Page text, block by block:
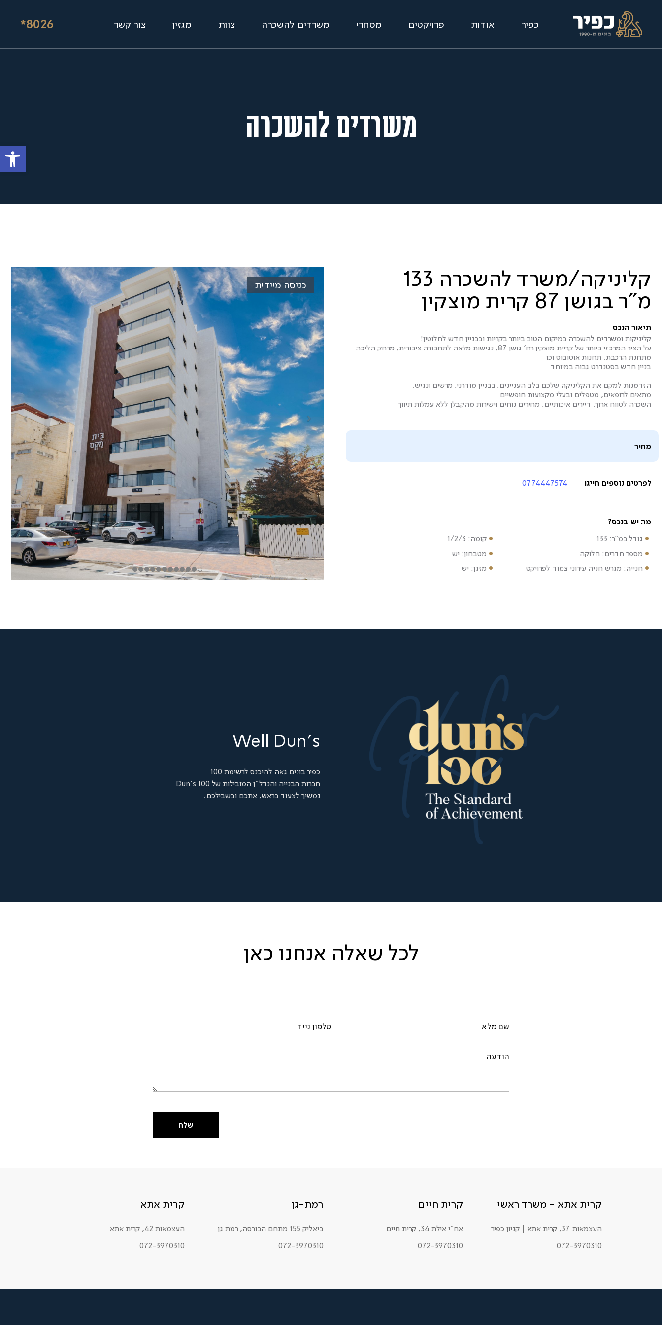
פתח
*8026 כפיר אודות פרויקטים מסחרי משרדים להשכרה צוות מגזין צור קשר
משרדים להשכרה
קליניקה/משרד להשכרה 133
מ"ר בגושן 87 קרית מוצקין
תיאור הנכס
קליניקות ומשרדים להשכרה במיקום הטוב ביותר בקריות ובבניין חדש לחלוטין!
על הציר המרכזי ביותר של קריית מוצקין רח' גושן 87, נגישות מלאה לתחבורה ציבורית, מרחק הליכה
מתחנת הרכבת, תחנות אוטובוס וכו
בניין חדש בסטנדרט גבוה במיוחד
הזדמנות למקם את הקליניקה שלכם בלב העניינים, בבניין מודרני, מרשים ונגיש.
מתאים לרופאים, מטפלים ובעלי מקצועות חופשיים
השכרה לטווח ארוך, דיירים איכותיים, מחירים נוחים וישירות מהקבלן ללא עמלות תיווך
מחיר
לפרטים נוספים חייגו 0774447574
מה יש בנכס?
גודל במ"ר: 133
קומה: 1/2/3
מספר חדרים: חלוקה
מטבחון: יש
חנייה: מגרש חניה עירוני צמוד לפרויקט
מזגן: יש
כניסה מיידית
Well Dun's
כפיר בונים גאה להיכנס לרשימת 100
חברות הבנייה והנדל"ן המובילות של Dun's 100
נמשיך לצעוד בראש, אתכם ובשבילכם.
לכל שאלה אנחנו כאן
שלח
קרית אתא
העצמאות 42, קרית אתא
072-3970310
רמת-גן
ביאליק 155 מתחם הבורסה, רמת גן
072-3970310
קרית חיים
אח"י אילת 34, קרית חיים
072-3970310
קרית אתא - משרד ראשי
העצמאות 37, קרית אתא | קניון כפיר
072-3970310